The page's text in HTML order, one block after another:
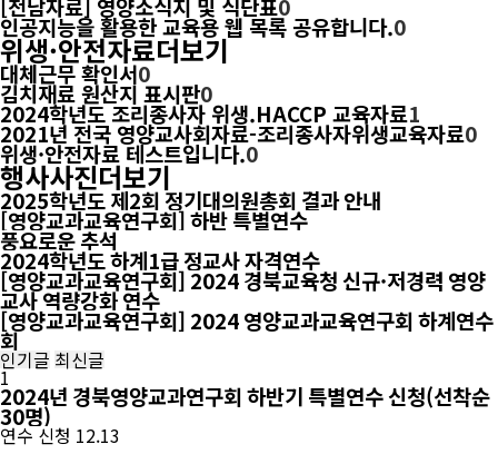
[전남자료] 영양소식지 및 식단표0
인공지능을 활용한 교육용 웹 목록 공유합니다.0
위생·안전자료더보기
대체근무 확인서0
김치재료 원산지 표시판0
2024학년도 조리종사자 위생.HACCP 교육자료1
2021년 전국 영양교사회자료-조리종사자위생교육자료0
위생·안전자료 테스트입니다.0
행사사진더보기
2025학년도 제2회 정기대의원총회 결과 안내
[영양교과교육연구회] 하반 특별연수
풍요로운 추석
2024학년도 하계1급 정교사 자격연수
[영양교과교육연구회] 2024 경북교육청 신규·저경력 영양
교사 역량강화 연수
[영양교과교육연구회] 2024 영양교과교육연구회 하계연수
회
인
기
글,
인
인기글 최신글
1
2024년 경북영양교과연구회 하반기 특별연수 신청(선착순
30명)
연수 신청 12.13